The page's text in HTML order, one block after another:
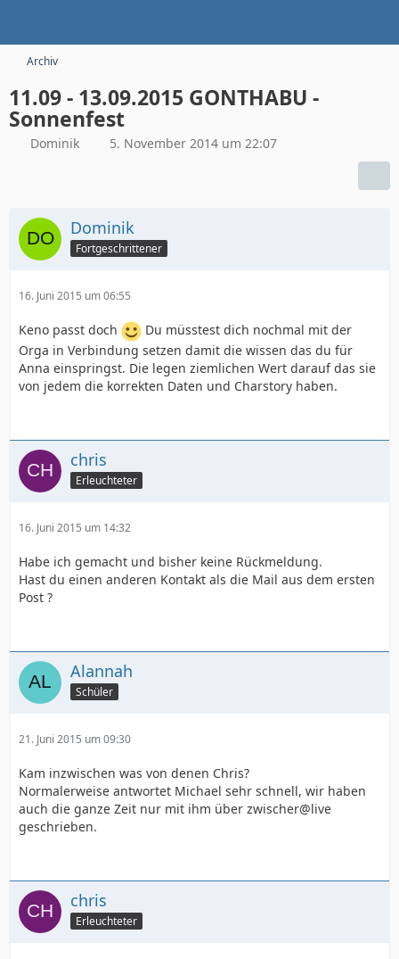
Archiv
11.09 - 13.09.2015 GONTHABU -
Sonnenfest
Dominik 5. November 2014 um 22:07
Dominik
Fortgeschrittener
16. Juni 2015 um 06:55
Keno passt doch
Du müsstest dich nochmal mit der
Orga in Verbindung setzen damit die wissen das du für
Anna einspringst. Die legen ziemlichen Wert darauf das sie
von jedem die korrekten Daten und Charstory haben.
chris
Erleuchteter
16. Juni 2015 um 14:32
Habe ich gemacht und bisher keine Rückmeldung.
Hast du einen anderen Kontakt als die Mail aus dem ersten
Post ?
Alannah
Schüler
21. Juni 2015 um 09:30
Kam inzwischen was von denen Chris?
Normalerweise antwortet Michael sehr schnell, wir haben
auch die ganze Zeit nur mit ihm über zwischer@live
geschrieben.
chris
Erleuchteter